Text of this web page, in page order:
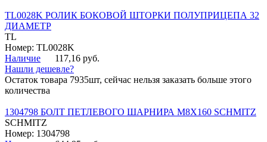
TL0028K РОЛИК БОКОВОЙ ШТОРКИ ПОЛУПРИЦЕПА 32
ДИАМЕТР
TL
Номер: TL0028K
Наличие
117,16 руб.
Нашли дешевле?
Остаток товара 7935шт, сейчас нельзя заказать больше этого
количества
1304798 БОЛТ ПЕТЛЕВОГО ШАРНИРА М8Х160 SCHMITZ
SCHMITZ
Номер: 1304798